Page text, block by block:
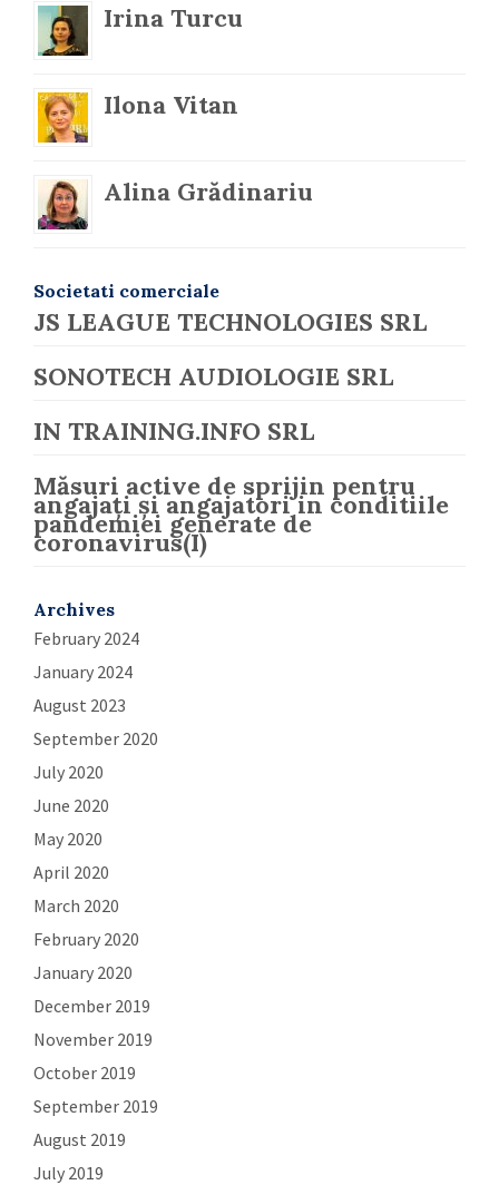
Irina Turcu
Ilona Vitan
Alina Grădinariu
Societati comerciale
JS LEAGUE TECHNOLOGIES SRL
SONOTECH AUDIOLOGIE SRL
IN TRAINING.INFO SRL
Măsuri active de sprijin pentru
angajați și angajatori in conditiile
pandemiei generate de
coronavirus(I)
Archives
February 2024
January 2024
August 2023
September 2020
July 2020
June 2020
May 2020
April 2020
March 2020
February 2020
January 2020
December 2019
November 2019
October 2019
September 2019
August 2019
July 2019